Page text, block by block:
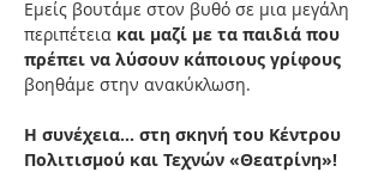
Εμείς βουτάμε στον βυθό σε μια μεγάλη
περιπέτεια και μαζί με τα παιδιά που
πρέπει να λύσουν κάποιους γρίφους
βοηθάμε στην ανακύκλωση.
Η συνέχεια… στη σκηνή του Κέντρου
Πολιτισμού και Τεχνών «Θεατρίνη»!